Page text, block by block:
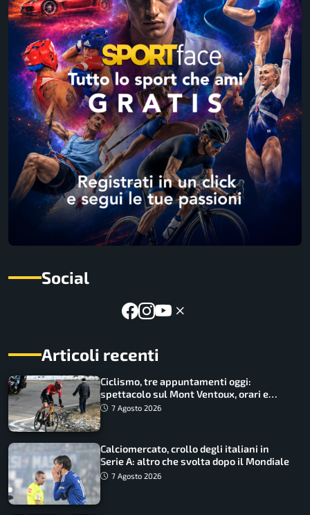
Social
Articoli recenti
Ciclismo, tre appuntamenti oggi:
spettacolo sul Mont Ventoux, orari e
come vederli
7 Agosto 2026
Calciomercato, crollo degli italiani in
Serie A: altro che svolta dopo il Mondiale
7 Agosto 2026